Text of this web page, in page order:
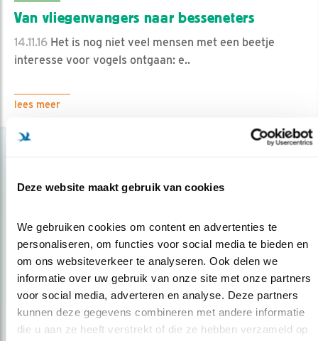
Deze website maakt gebruik van cookies
We gebruiken cookies om content en advertenties te
personaliseren, om functies voor social media te bieden en
om ons websiteverkeer te analyseren. Ook delen we
informatie over uw gebruik van onze site met onze partners
voor social media, adverteren en analyse. Deze partners
kunnen deze gegevens combineren met andere informatie
die u aan ze heeft verstrekt of die ze hebben verzameld op
Van vliegenvangers naar besseneters
14.11.16 Het is nog niet veel mensen met een beetje
interesse voor vogels ontgaan: e..
lees meer
Op de hoogte blijven?
over vogels en activiteiten van Vogelbescherming.
AANMELDEN VOGELNIEUWS